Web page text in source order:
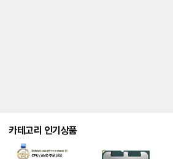
카테고리 인기상품